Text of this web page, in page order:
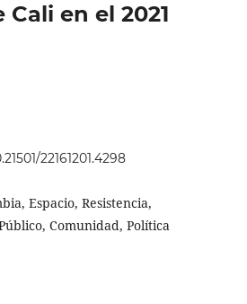
en el 2021
22161201.4298
Espacio, Resistencia,
Comunidad, Política